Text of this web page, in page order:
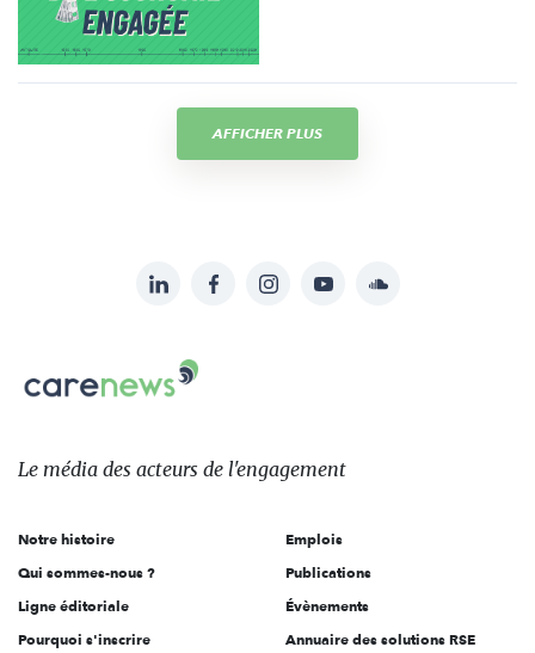
AFFICHER PLUS
sur:
LinkedInFacebookInstagramYouTubeSoundcloud
Carenews,
Le
des
l'engagement
Le média des acteurs de l'engagement
Notre histoire
Qui sommes-nous ?
Ligne éditoriale
Pourquoi s'inscrire
Emplois
Publications
Évènements
Annuaire des solutions RSE